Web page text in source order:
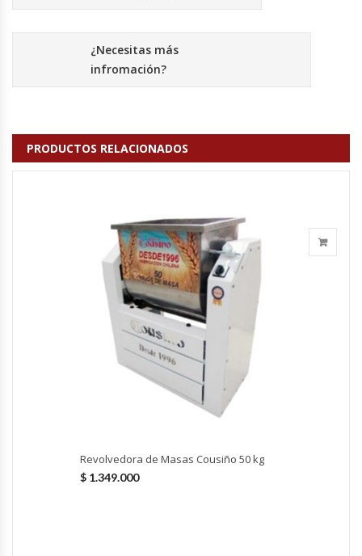
Exprimidor De Naranjas
Exprimidoras De Cítricos
Fabricadoras De Hielo
Freidoras Industriales
Hervidores / Percoladores
Hornos A Piso Y Pizzeros
Hornos Eléctricos
¿Necesitas más
infromación?
PRODUCTOS RELACIONADOS
Revolvedora de Masas Cousiño 50 kg
$ 1.349.000